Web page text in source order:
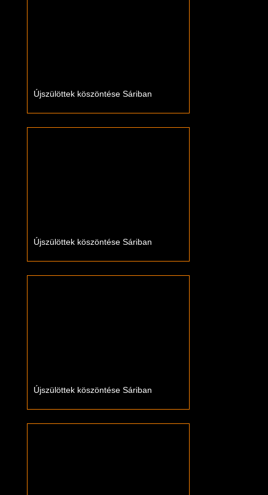
Újszülöttek köszöntése Sáriban
Újszülöttek köszöntése Sáriban
Újszülöttek köszöntése Sáriban